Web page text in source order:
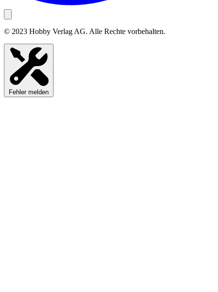
© 2023 Hobby Verlag AG. Alle Rechte vorbehalten.
Fehler melden